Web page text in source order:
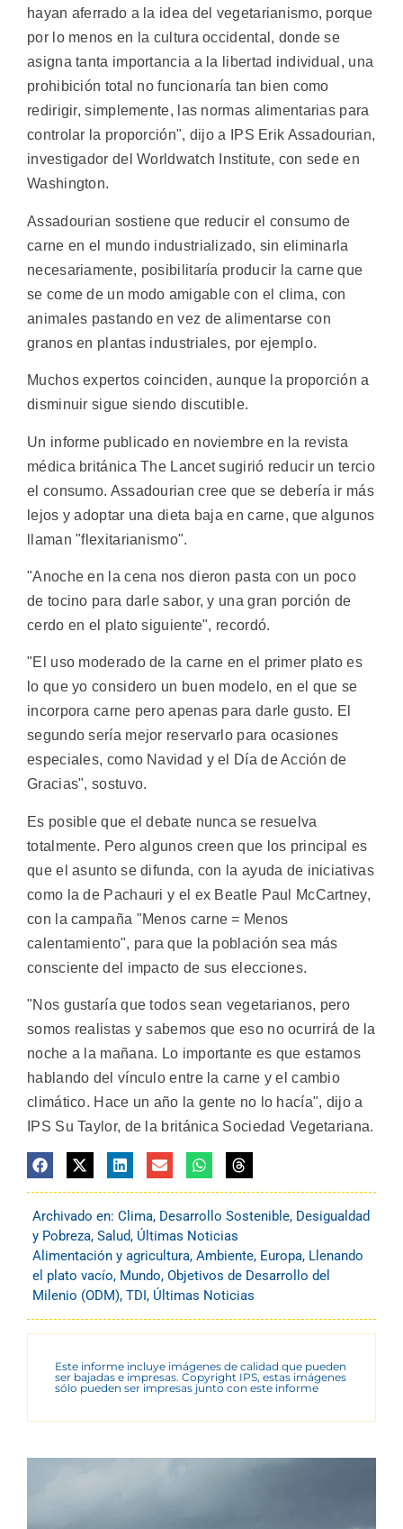
hayan aferrado a la idea del vegetarianismo, porque
por lo menos en la cultura occidental, donde se
asigna tanta importancia a la libertad individual, una
prohibición total no funcionaría tan bien como
redirigir, simplemente, las normas alimentarias para
controlar la proporción", dijo a IPS Erik Assadourian,
investigador del Worldwatch Institute, con sede en
Washington.
Assadourian sostiene que reducir el consumo de
carne en el mundo industrializado, sin eliminarla
necesariamente, posibilitaría producir la carne que
se come de un modo amigable con el clima, con
animales pastando en vez de alimentarse con
granos en plantas industriales, por ejemplo.
Muchos expertos coinciden, aunque la proporción a
disminuir sigue siendo discutible.
Un informe publicado en noviembre en la revista
médica británica The Lancet sugirió reducir un tercio
el consumo. Assadourian cree que se debería ir más
lejos y adoptar una dieta baja en carne, que algunos
llaman "flexitarianismo".
"Anoche en la cena nos dieron pasta con un poco
de tocino para darle sabor, y una gran porción de
cerdo en el plato siguiente", recordó.
"El uso moderado de la carne en el primer plato es
lo que yo considero un buen modelo, en el que se
incorpora carne pero apenas para darle gusto. El
segundo sería mejor reservarlo para ocasiones
especiales, como Navidad y el Día de Acción de
Gracias", sostuvo.
Es posible que el debate nunca se resuelva
totalmente. Pero algunos creen que los principal es
que el asunto se difunda, con la ayuda de iniciativas
como la de Pachauri y el ex Beatle Paul McCartney,
con la campaña "Menos carne = Menos
calentamiento", para que la población sea más
consciente del impacto de sus elecciones.
"Nos gustaría que todos sean vegetarianos, pero
somos realistas y sabemos que eso no ocurrirá de la
noche a la mañana. Lo importante es que estamos
hablando del vínculo entre la carne y el cambio
climático. Hace un año la gente no lo hacía", dijo a
IPS Su Taylor, de la británica Sociedad Vegetariana.
Archivado en: Clima, Desarrollo Sostenible, Desigualdad
y Pobreza, Salud, Últimas Noticias
Alimentación y agricultura, Ambiente, Europa, Llenando
el plato vacío, Mundo, Objetivos de Desarrollo del
Milenio (ODM), TDI, Últimas Noticias
Este informe incluye imágenes de calidad que pueden
ser bajadas e impresas. Copyright IPS, estas imágenes
sólo pueden ser impresas junto con este informe